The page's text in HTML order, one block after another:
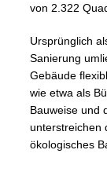
von 2.322
Ursprünglich
Sanierung
Gebäude
wie etwa als
Bauweise und
unterstreichen
ökologisches